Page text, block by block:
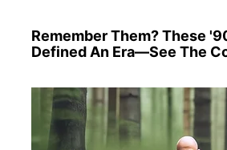
Remember Them? These
Defined An Era—See The